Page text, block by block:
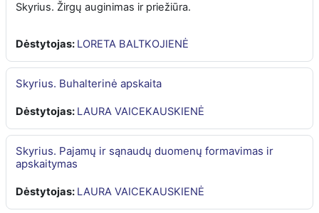
Skyrius. Žirgų auginimas ir priežiūra.
Dėstytojas: LORETA BALTKOJIENĖ
Skyrius. Buhalterinė apskaita
Dėstytojas: LAURA VAICEKAUSKIENĖ
Skyrius. Pajamų ir sąnaudų duomenų formavimas ir
apskaitymas
Dėstytojas: LAURA VAICEKAUSKIENĖ